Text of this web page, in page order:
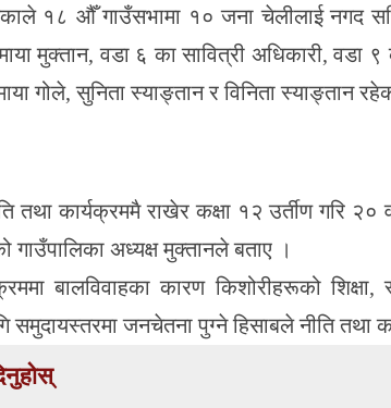
१८ औँ गाउँसभामा १० जना चेलीलाई नगद
मुक्तान, वडा ६ का सावित्री अधिकारी, वडा
गोले, सुनिता स्याङ्तान र विनिता स्याङ्तान
तथा कार्यक्रममै राखेर कक्षा १२ उर्तीण गरि २०
गाउँपालिका अध्यक्ष मुक्तानले बताए ।
बालविवाहका कारण किशोरीहरूको
समुदायस्तरमा जनचेतना पुग्ने हिसाबले नीति तथा